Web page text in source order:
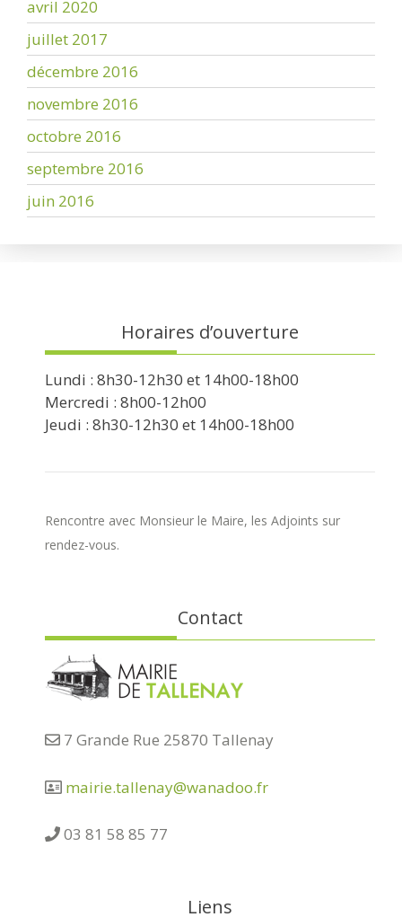
avril 2020
juillet 2017
décembre 2016
novembre 2016
octobre 2016
septembre 2016
juin 2016
Horaires d’ouverture
Lundi : 8h30-12h30 et 14h00-18h00
Mercredi : 8h00-12h00
Jeudi : 8h30-12h30 et 14h00-18h00
Rencontre avec Monsieur le Maire, les Adjoints sur
rendez-vous.
Contact
7 Grande Rue 25870 Tallenay
mairie.tallenay@wanadoo.fr
03 81 58 85 77
Liens